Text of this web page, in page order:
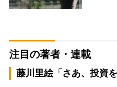
注目の著者・連載
藤川里絵「さあ、投資